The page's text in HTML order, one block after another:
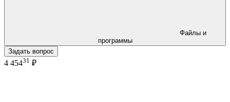
программы
Задать вопрос
4 45431 ₽